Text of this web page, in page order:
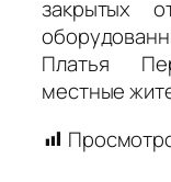
закрытых
Платья
местные